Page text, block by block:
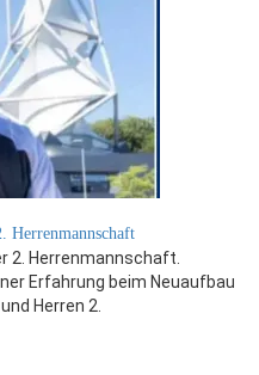
Herrenmannschaft
2. Herrenmannschaft.
Erfahrung beim Neuaufbau
Herren 2.